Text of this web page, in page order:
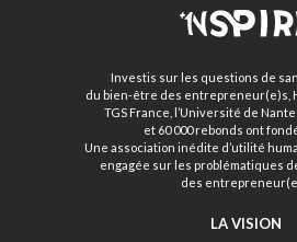
Investis sur les questions de
du bien-être des entrepreneur(e)s,
TGS France, l’Université de
et 60 000 rebonds ont
Une association inédite d’utilité
engagée sur les problématiques
des
LA VISION